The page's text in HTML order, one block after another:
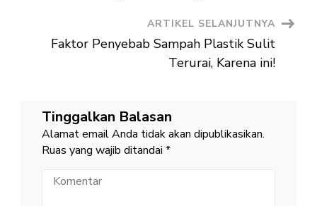
ARTIKEL SELANJUTNYA
Faktor Penyebab Sampah Plastik Sulit
Terurai, Karena ini!
Tinggalkan Balasan
Alamat email Anda tidak akan dipublikasikan.
Ruas yang wajib ditandai *
Komentar